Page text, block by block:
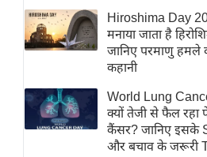
ई-पेपर
मिसाल बेमिसाल
शख्सियत
यंग इंडिया
साहित्य जगत
ऑटो वर्ल्ड
Hiroshima Day
मनाया जाता है
जानिए परमाणु हमले
कहानी
World Lung
क्यों तेजी से फैल रहा
कैंसर? जानिए इसके
और बचाव के जरूरी